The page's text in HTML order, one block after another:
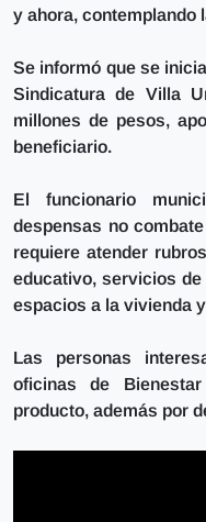
y ahora, contemplando
Se informó que se
Sindicatura de Villa
millones de pesos,
beneficiario.
El funcionario
despensas no
requiere atender
educativo, servicios
espacios a la vivienda
Las personas
oficinas de
producto, además por